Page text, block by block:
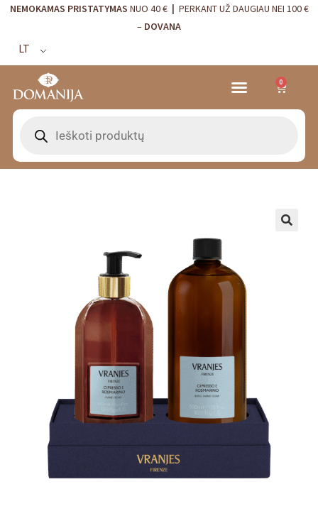
NEMOKAMAS PRISTATYMAS NUO 40 € | PERKANT UŽ DAUGIAU NEI 100 €
– DOVANA
LT
0